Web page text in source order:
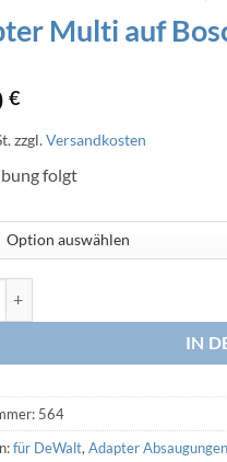
Multi auf
€
zzgl.Versandkosten
folgt
IN
564
für DeWalt, Adapter Absaugungen